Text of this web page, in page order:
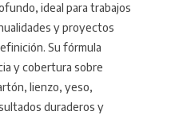
ideal para trabajos
y proyectos
Su fórmula
y cobertura sobre
lienzo, yeso,
duraderos y